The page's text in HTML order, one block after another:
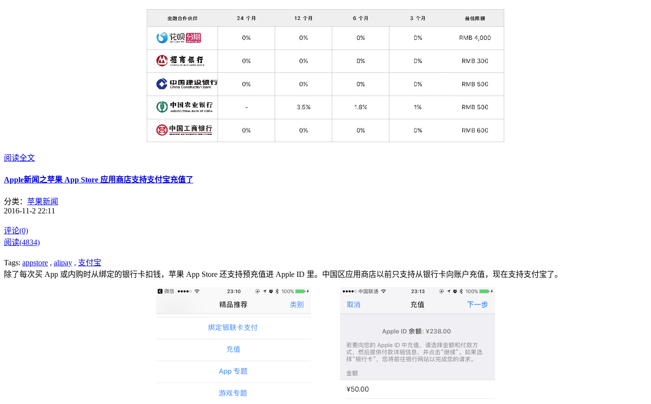
阅读全文
Apple新闻之苹果 App Store 应用商店支持支付宝充值了
分类： 苹果新闻
2016-11-2 22:11
评论(0)
阅读(4834)
Tags: appstore , alipay , 支付宝
除了每次买 App 或内购时从绑定的银行卡扣钱，苹果 App Store 还支持预充值进 Apple ID 里。中国区应用商店以前只支持从银行卡向账户充值，现在支持支付宝了。